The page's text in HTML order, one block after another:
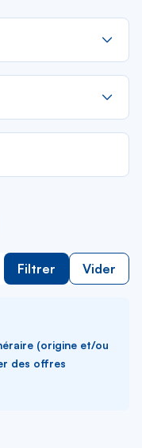
Filtrer Vider
(origine et/ou
des offres